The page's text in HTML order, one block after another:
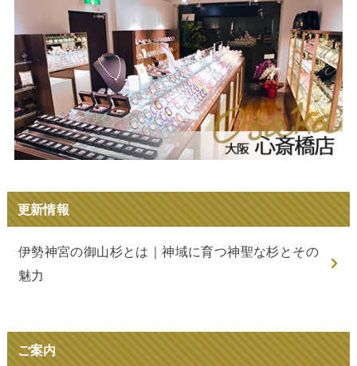
更新情報
伊勢神宮の御山杉とは｜神域に育つ神聖な杉とその
魅力
ご案内